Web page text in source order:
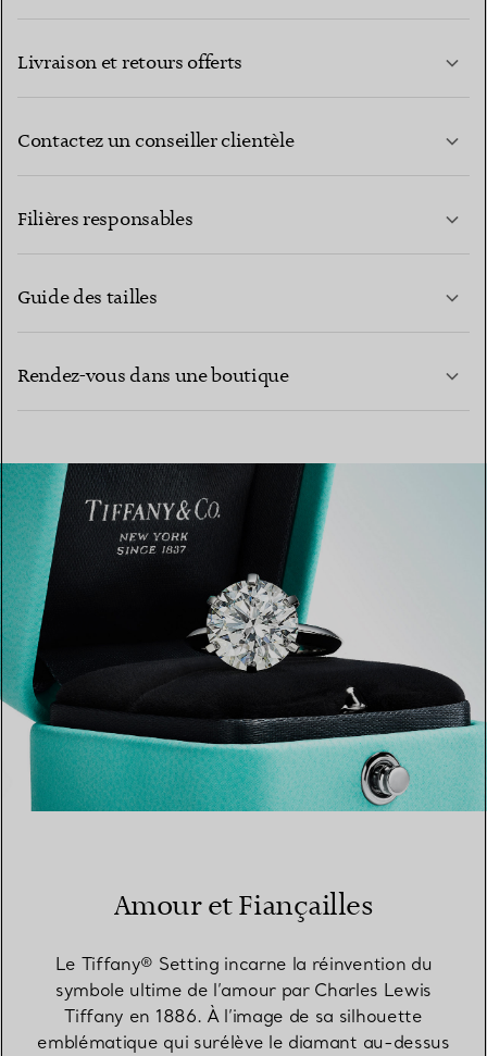
Livraison et retours offerts
Contactez un conseiller clientèle
Filières responsables
Guide des tailles
Rendez-vous dans une boutique
TROUVEZ LA BOUTIQUE LA PLUS PROCHE
Amour et Fiançailles
Le Tiffany® Setting incarne la réinvention du
symbole ultime de l’amour par Charles Lewis
Tiffany en 1886. À l’image de sa silhouette
emblématique qui surélève le diamant au-dessus